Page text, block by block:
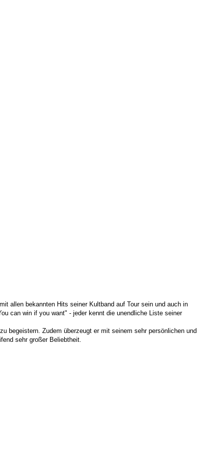
allen bekannten Hits seiner Kultband auf Tour sein und auch in
can win if you want" - jeder kennt die unendliche Liste seiner
begeistern. Zudem überzeugt er mit seinem sehr persönlichen und
sehr großer Beliebtheit.